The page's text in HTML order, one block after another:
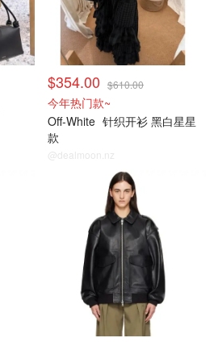
$354.00 $610.00
今年热门款~
Off-White 针织开衫 黑白星星
款
@dealmoon.nz